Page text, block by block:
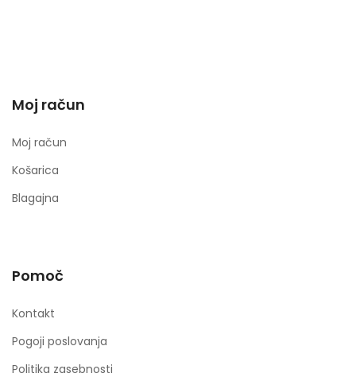
Moj račun
Moj račun
Košarica
Blagajna
Pomoč
Kontakt
Pogoji poslovanja
Politika zasebnosti